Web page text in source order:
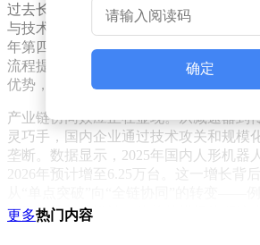
过去长期依赖进口。深圳奥比中光科技
与技术支持负责人钟亮洪表示，今年第
年第四季度增长超100%，为应对需求
流程提升交付效率。“高精度动态数据
优势，目前产品已应用于多家国内人形
产业链协同效应正在显现。从减速器到
灵巧手，国内企业通过技术攻关和规模
垄断。数据显示，2025年国内人形机器
2026年预计增至6.25万台。这一增长背
交叉轴承集成设计，使关节模组体积缩
确定
更多热门内容